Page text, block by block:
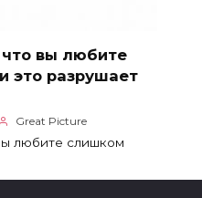
что вы любите
это разрушает
Great Picture
любите слишком